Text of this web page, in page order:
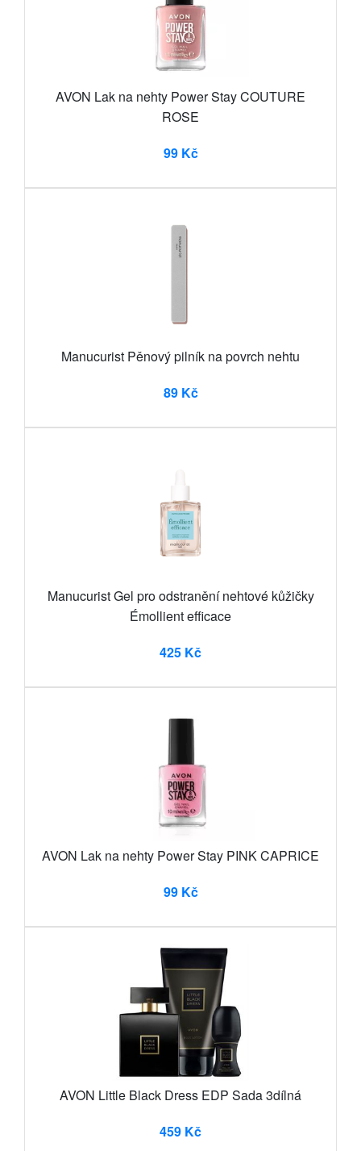
AVON Lak na nehty Power Stay COUTURE
ROSE
99 Kč
Manucurist Pěnový pilník na povrch nehtu
89 Kč
Manucurist Gel pro odstranění nehtové kůžičky
Émollient efficace
425 Kč
AVON Lak na nehty Power Stay PINK CAPRICE
99 Kč
AVON Little Black Dress EDP Sada 3dílná
459 Kč